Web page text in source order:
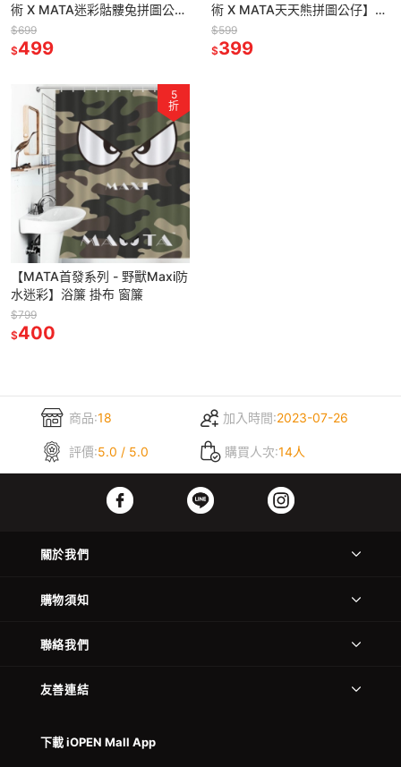
術 X MATA迷彩骷髏兔拼圖公
仔】迷彩 拼圖 公仔 骷髏 兔
$699
$499
術 X MATA天天熊拼圖公仔】迷
彩 拼圖 公仔 迷彩熊
$599
$399
5
折
【MATA首發系列 - 野獸Maxi防
水迷彩】浴簾 掛布 窗簾
$799
$400
商品:18 加入時間:2023-07-26
評價:5.0 / 5.0 購買人次:14人
關於我們
購物須知
聯絡我們
友善連結
下載 iOPEN Mall App